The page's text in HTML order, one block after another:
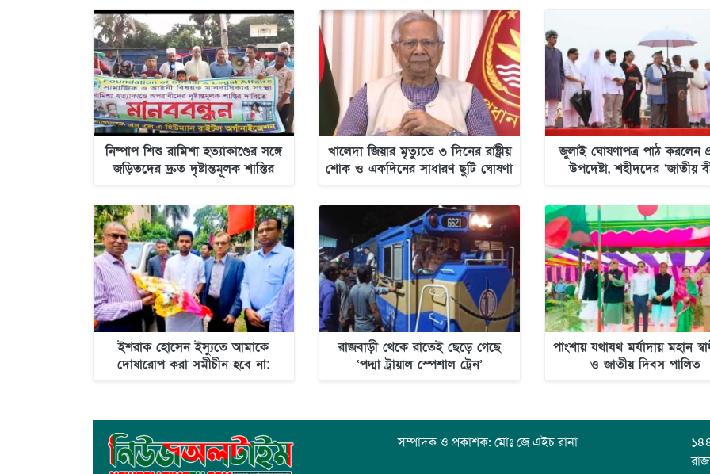
নিষ্পাপ শিশু রামিশা হত্যাকাণ্ডের সঙ্গে
জড়িতদের দ্রুত দৃষ্টান্তমূলক শাস্তির
খালেদা জিয়ার মৃত্যুতে ৩ দিনের রাষ্ট্রীয়
শোক ও একদিনের সাধারণ ছুটি ঘোষণা
জুলাই ঘোষণাপত্র পাঠ করলেন
উপদেষ্টা, শহীদদের ‘জাতীয়
ইশরাক হোসেন ইস্যুতে আমাকে
দোষারোপ করা সমীচীন হবে না:
রাজবাড়ী থেকে রাতেই ছেড়ে গেছে
‘পদ্মা ট্রায়াল স্পেশাল ট্রেন’
পাংশায় যথাযথ মর্যাদায় মহান
ও জাতীয় দিবস পালিত
সম্পাদক ও প্রকাশক: মোঃ জে এইচ রানা